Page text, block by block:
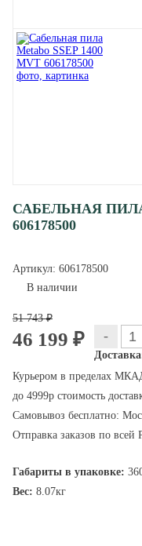
САБЕЛЬНАЯ ПИЛА
606178500
Артикул: 606178500
В наличии
51 743 ₽
46 199 ₽ -
Курьером в пределах
до 4999р стоимость
Самовывоз бесплатно:
Отправка заказов по всей
Габариты в упаковке:
Вес: 8.07кг